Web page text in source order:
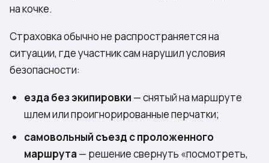
на кочке.
Страховка обычно не распространяется на
ситуации, где участник сам нарушил условия
безопасности:
езда без экипировки — снятый на маршруте
шлем или проигнорированные перчатки;
самовольный съезд с проложенного
маршрута— решение свернуть «посмотреть,